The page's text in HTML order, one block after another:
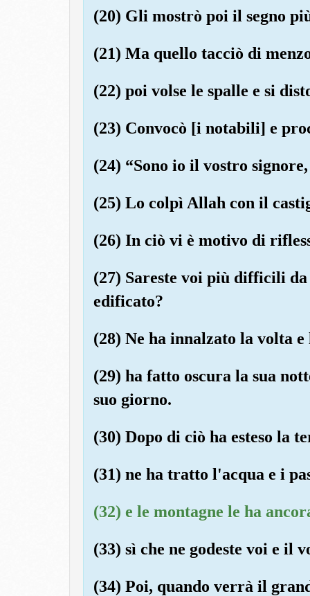
(20) Gli mostrò poi il segno
(21) Ma quello tacciò di
(22) poi volse le spalle e si
(23) Convocò [i notabili] e
(24) “Sono io il vostro
(25) Lo colpì Allah con il
(26) In ciò vi è motivo di
(27) Sareste voi più difficili
edificato?
(28) Ne ha innalzato la volta
(29) ha fatto oscura la sua
suo giorno.
(30) Dopo di ciò ha esteso la
(31) ne ha tratto l'acqua e i
(32) e le montagne le ha
(33) sì che ne godeste voi e il
(34) Poi, quando verrà il